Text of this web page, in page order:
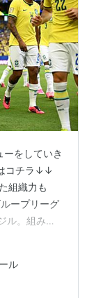
をしていき
コチラ↓↓
組織力も
ープリーグ
ル。組み合
ラジル自体
子は決して
々に整っ
ル